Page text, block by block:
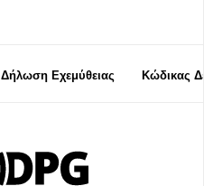
Δήλωση Εχεμύθειας Κώδικας